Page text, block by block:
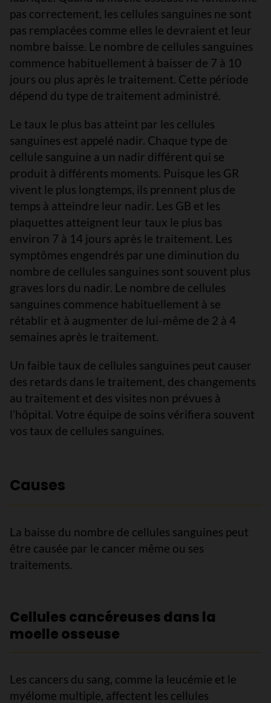
pas correctement, les cellules sanguines ne sont
pas remplacées comme elles le devraient et leur
nombre baisse. Le nombre de cellules sanguines
commence habituellement à baisser de 7 à 10
jours ou plus après le traitement. Cette période
dépend du type de traitement administré.
Le taux le plus bas atteint par les cellules
sanguines est appelé nadir. Chaque type de
cellule sanguine a un nadir différent qui se
produit à différents moments. Puisque les GR
vivent le plus longtemps, ils prennent plus de
temps à atteindre leur nadir. Les GB et les
plaquettes atteignent leur taux le plus bas
environ 7 à 14 jours après le traitement. Les
symptômes engendrés par une diminution du
nombre de cellules sanguines sont souvent plus
graves lors du nadir. Le nombre de cellules
sanguines commence habituellement à se
rétablir et à augmenter de lui-même de 2 à 4
semaines après le traitement.
Un faible taux de cellules sanguines peut causer
des retards dans le traitement, des changements
au traitement et des visites non prévues à
l’hôpital. Votre équipe de soins vérifiera souvent
vos taux de cellules sanguines.
Causes
La baisse du nombre de cellules sanguines peut
être causée par le cancer même ou ses
traitements.
Cellules cancéreuses dans la
moelle osseuse
Les cancers du sang, comme la leucémie et le
myélome multiple, affectent les cellules